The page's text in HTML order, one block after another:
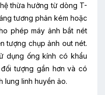
thừa hưởng từ dòng T-
tương phản kém hoặc
phép máy ảnh bắt nét
tượng chụp ảnh out nét.
dụng ống kính có khẩu
tượng gần hơn và có
lung linh huyền ảo.